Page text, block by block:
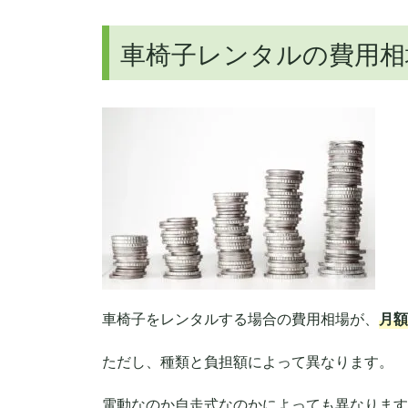
車椅子レンタルの費用
車椅子をレンタルする場合の費用相場が、 月
ただし、種類と負担額によって異なります。